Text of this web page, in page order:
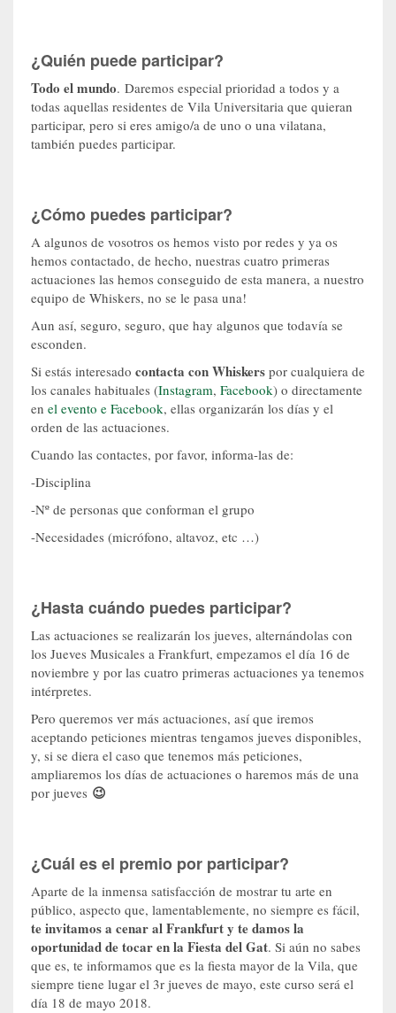
¿Quién puede participar?
Todo el mundo. Daremos especial prioridad a todos y a
todas aquellas residentes de Vila Universitaria que quieran
participar, pero si eres amigo/a de uno o una vilatana,
también puedes participar.
¿Cómo puedes participar?
A algunos de vosotros os hemos visto por redes y ya os
hemos contactado, de hecho, nuestras cuatro primeras
actuaciones las hemos conseguido de esta manera, a nuestro
equipo de Whiskers, no se le pasa una!
Aun así, seguro, seguro, que hay algunos que todavía se
esconden.
Si estás interesado contacta con Whiskers por cualquiera de
los canales habituales (Instagram, Facebook) o directamente
en el evento e Facebook, ellas organizarán los días y el
orden de las actuaciones.
Cuando las contactes, por favor, informa-las de:
-Disciplina
-Nº de personas que conforman el grupo
-Necesidades (micrófono, altavoz, etc …)
¿Hasta cuándo puedes participar?
Las actuaciones se realizarán los jueves, alternándolas con
los Jueves Musicales a Frankfurt, empezamos el día 16 de
noviembre y por las cuatro primeras actuaciones ya tenemos
intérpretes.
Pero queremos ver más actuaciones, así que iremos
aceptando peticiones mientras tengamos jueves disponibles,
y, si se diera el caso que tenemos más peticiones,
ampliaremos los días de actuaciones o haremos más de una
por jueves 😉
¿Cuál es el premio por participar?
Aparte de la inmensa satisfacción de mostrar tu arte en
público, aspecto que, lamentablemente, no siempre es fácil,
te invitamos a cenar al Frankfurt y te damos la
oportunidad de tocar en la Fiesta del Gat. Si aún no sabes
que es, te informamos que es la fiesta mayor de la Vila, que
siempre tiene lugar el 3r jueves de mayo, este curso será el
día 18 de mayo 2018.